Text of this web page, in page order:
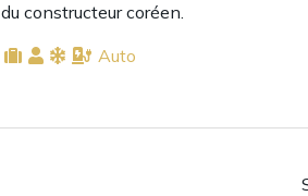
du constructeur coréen.
Auto